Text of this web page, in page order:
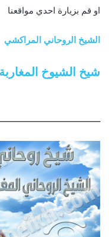
او قم بزيارة احدي مواقعنا
الشيخ الروحاني المراكشي
شيخ الشيوخ